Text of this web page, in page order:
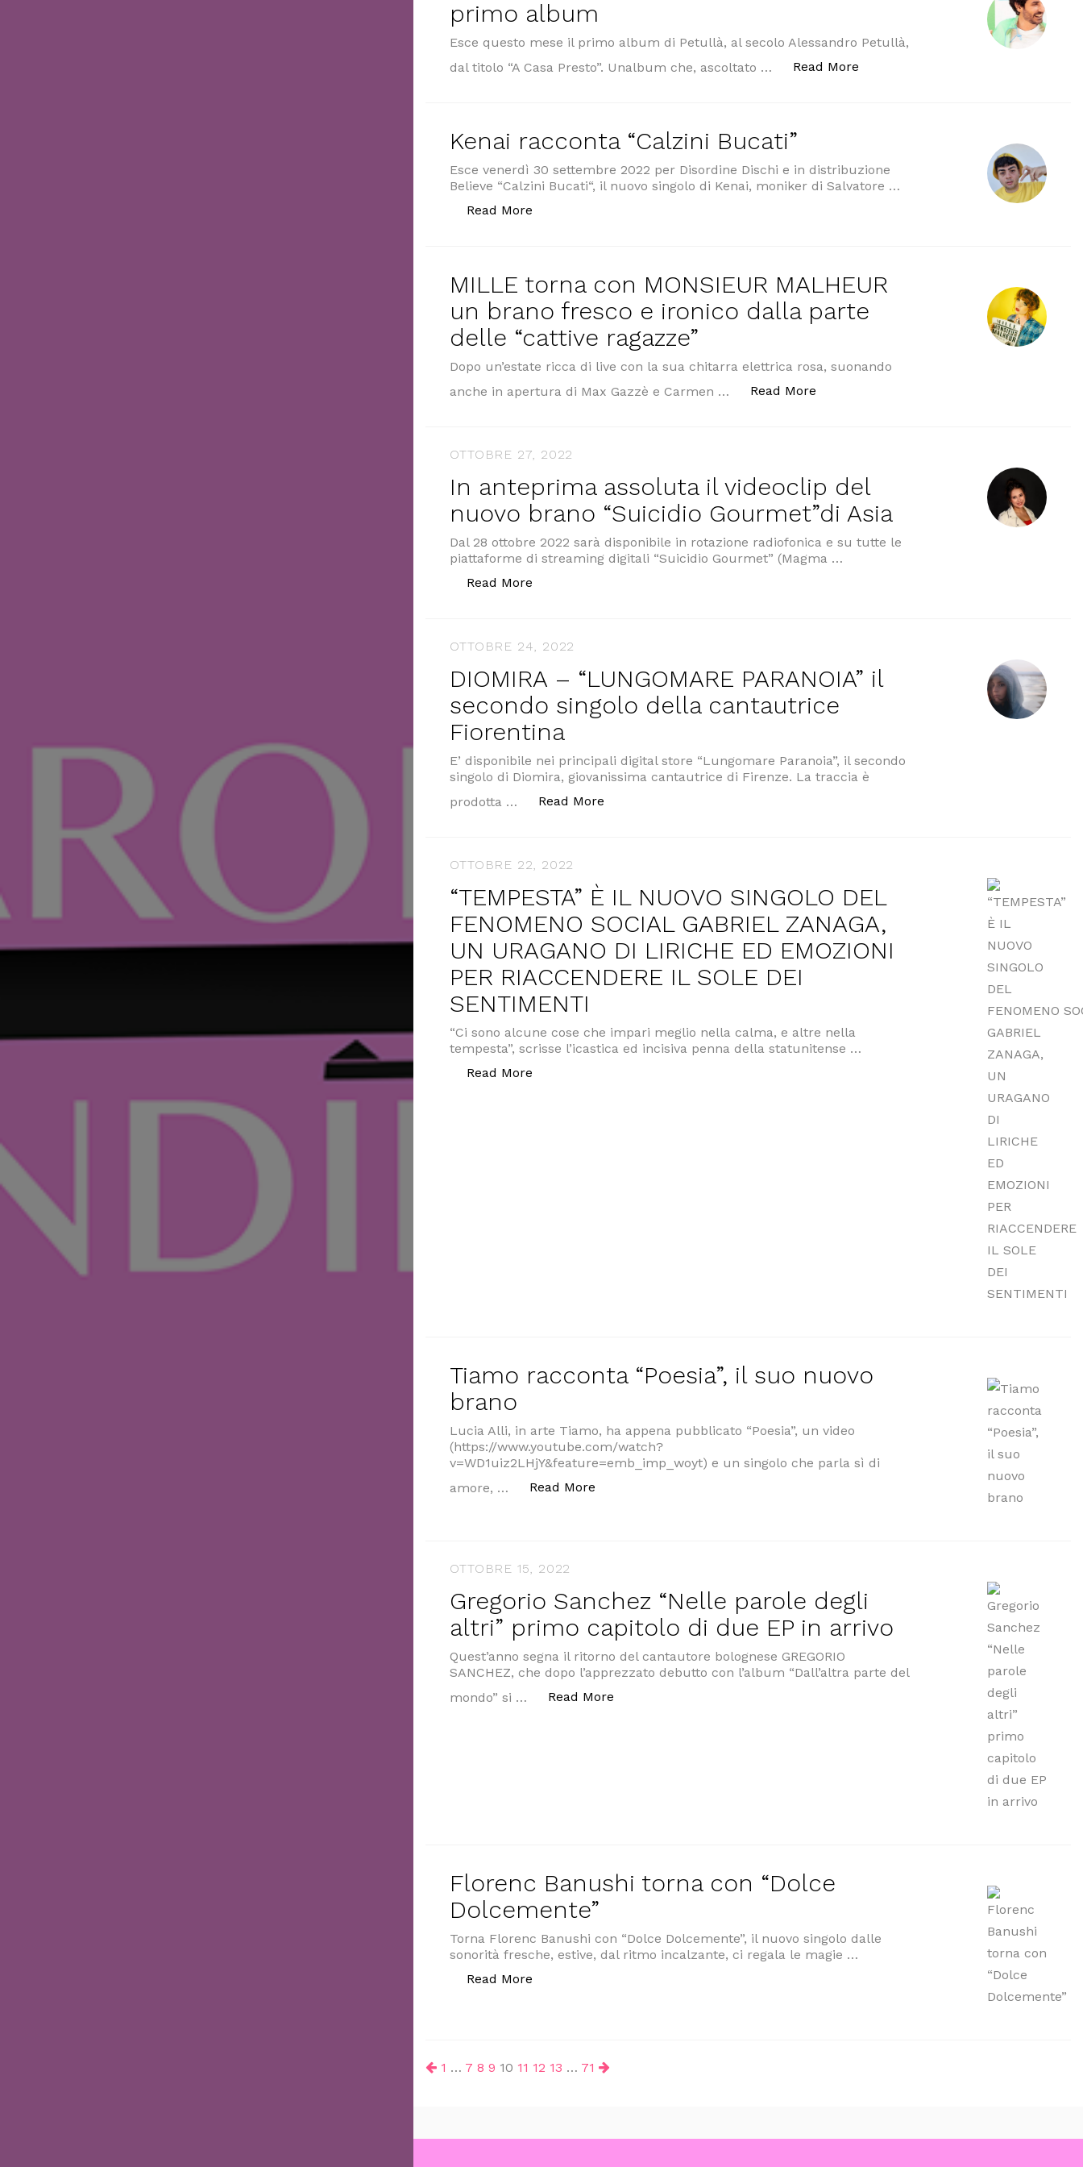
primo album
Esce questo mese il primo album di Petullà, al secolo Alessandro Petullà,
dal titolo “A Casa Presto”. Unalbum che, ascoltato …
Read More
Kenai racconta “Calzini Bucati”
Esce venerdì 30 settembre 2022 per Disordine Dischi e in distribuzione
Believe “Calzini Bucati“, il nuovo singolo di Kenai, moniker di Salvatore …
Read More
MILLE torna con MONSIEUR MALHEUR
un brano fresco e ironico dalla parte
delle “cattive ragazze”
Dopo un’estate ricca di live con la sua chitarra elettrica rosa, suonando
anche in apertura di Max Gazzè e Carmen …
Read More
OTTOBRE 27, 2022
In anteprima assoluta il videoclip del
nuovo brano “Suicidio Gourmet”di Asia
Dal 28 ottobre 2022 sarà disponibile in rotazione radiofonica e su tutte le
piattaforme di streaming digitali “Suicidio Gourmet” (Magma …
Read More
OTTOBRE 24, 2022
DIOMIRA – “LUNGOMARE PARANOIA” il
secondo singolo della cantautrice
Fiorentina
E’ disponibile nei principali digital store “Lungomare Paranoia”, il secondo
singolo di Diomira, giovanissima cantautrice di Firenze. La traccia è
prodotta …
Read More
OTTOBRE 22, 2022
“TEMPESTA” È IL NUOVO SINGOLO DEL
FENOMENO SOCIAL GABRIEL ZANAGA,
UN URAGANO DI LIRICHE ED EMOZIONI
PER RIACCENDERE IL SOLE DEI
SENTIMENTI
“Ci sono alcune cose che impari meglio nella calma, e altre nella
tempesta”, scrisse l’icastica ed incisiva penna della statunitense …
Read More ““TEMPESTA” È IL NUOVO SINGOLO DEL FENOMENO SOCIAL GABRIEL ZANAGA, UN
Tiamo racconta “Poesia”, il suo nuovo
brano
Lucia Alli, in arte Tiamo, ha appena pubblicato “Poesia”, un video
(https://www.youtube.com/watch?
v=WD1uiz2LHjY&feature=emb_imp_woyt) e un singolo che parla sì di
amore, …
Read More
OTTOBRE 15, 2022
Gregorio Sanchez “Nelle parole degli
altri” primo capitolo di due EP in arrivo
Quest’anno segna il ritorno del cantautore bolognese GREGORIO
SANCHEZ, che dopo l’apprezzato debutto con l’album “Dall’altra parte del
mondo” si …
Read More “Gregorio Sanchez “Nelle parole degli altri” primo capitolo di due EP in
Florenc Banushi torna con “Dolce
Dolcemente”
Torna Florenc Banushi con “Dolce Dolcemente”, il nuovo singolo dalle
sonorità fresche, estive, dal ritmo incalzante, ci regala le magie …
Read More
Paginazione
1 … 7 8 9 10 11 12 13 … 71